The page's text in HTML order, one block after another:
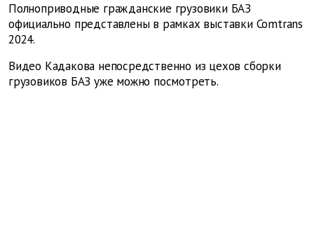
Полноприводные гражданские грузовики БАЗ
официально представлены в рамках выставки Comtrans
2024.
Видео Кадакова непосредственно из цехов сборки
грузовиков БАЗ уже можно посмотреть.